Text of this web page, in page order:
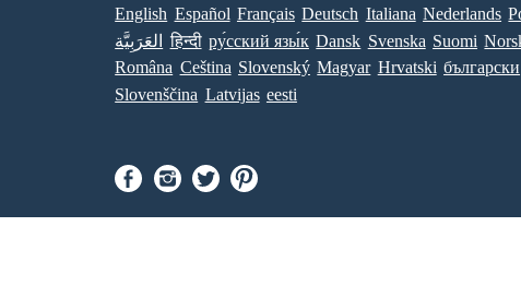
English Español Français Deutsch Italiana Nederlands
العَرَبِيَّة
हिन्दी ру́сский язы́к Dansk Svenska Suomi
Româna Ceština Slovenský Magyar Hrvatski български
Slovenščina Latvijas eesti